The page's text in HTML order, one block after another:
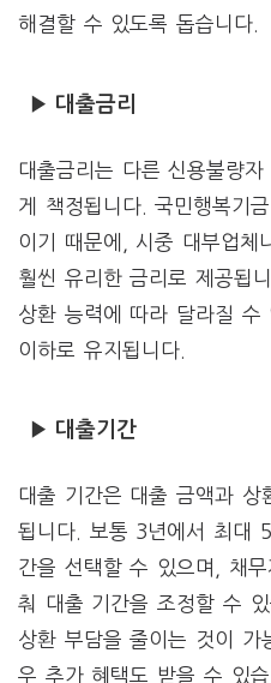
해결할 수 있도록 돕습니다.
▶ 대출금리
대출금리는 다른 신용불량
게 책정됩니다. 국민행복기
이기 때문에, 시중 대부업체
훨씬 유리한 금리로 제공됩
상환 능력에 따라 달라질
이하로 유지됩니다.
▶ 대출기간
대출 기간은 대출 금액과 상
됩니다. 보통 3년에서 최대
간을 선택할 수 있으며, 채
춰 대출 기간을 조정할 수
상환 부담을 줄이는 것이 가
우 추가 혜택도 받을 수 있습